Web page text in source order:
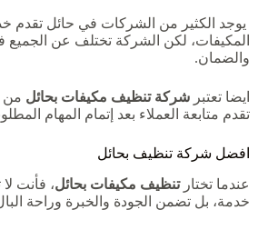
يوجد الكثير من الشركات في حائل تقدم
المكيفات، لكن الشركة تختلف عن الجميع
والضمان.
ايضا تعتبر شركة تنظيف مكيفات بحائل من
تقدم متابعة العملاء بعد إتمام المهام
افضل شركة تنظيف بحائل
عندما تختار تنظيف مكيفات بحائل، فأنت لا
خدمة، بل تضمن الجودة والخبرة وراحة